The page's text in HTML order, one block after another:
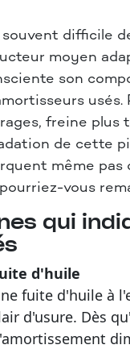
difficile
moyen
son
freine
de cette
même
vous
qui
d'huile
fuite d'huile à
d'usure. Dès